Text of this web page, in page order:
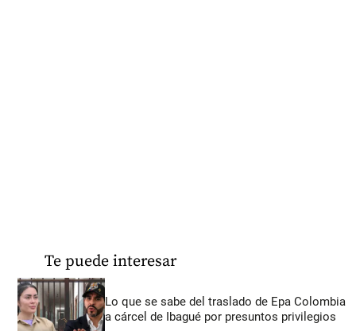
Te puede interesar
Lo que se sabe del traslado de Epa Colombia
a cárcel de Ibagué por presuntos privilegios